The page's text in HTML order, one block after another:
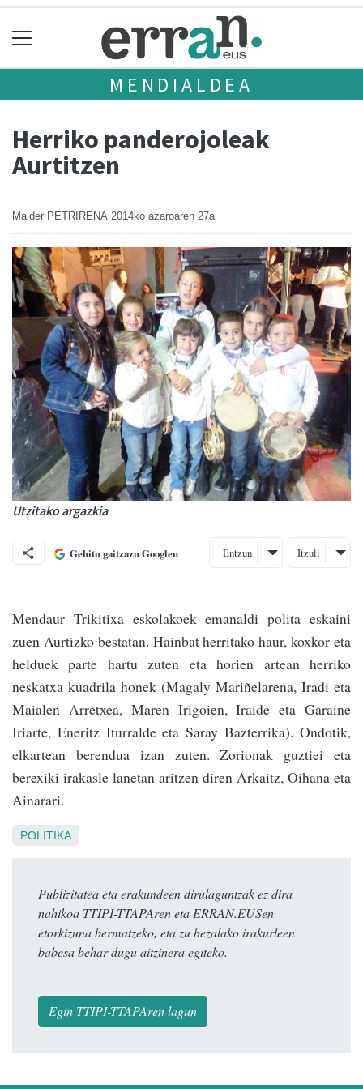
MENDIALDEA
Herriko panderojoleak
Aurtitzen
Maider PETRIRENA 2014ko azaroaren 27a
Utzitako argazkia
Gehitu gaitzazu Googlen Entzun Itzuli
Mendaur Trikitixa eskolakoek emanaldi polita eskaini
zuen Aurtizko bestatan. Hainbat herritako haur, koxkor eta
helduek parte hartu zuten eta horien artean herriko
neskatxa kuadrila honek (Magaly Mariñelarena, Iradi eta
Maia­len Arretxea, Maren Irigoien, Iraide eta Garaine
Iriarte, Eneritz Iturralde eta Saray Bazterrika). Ondotik,
elkartean berendua izan zuten. Zorionak guztiei eta
berexiki irakasle lanetan aritzen diren Arkaitz, Oihana eta
Ainarari.
POLITIKA
Publizitatea eta erakundeen dirulaguntzak ez dira
nahikoa TTIPI-TTAPAren eta ERRAN.EUSen
etorkizuna bermatzeko, eta zu bezalako irakurleen
babesa behar dugu aitzinera egiteko.
Egin TTIPI-TTAPAren lagun